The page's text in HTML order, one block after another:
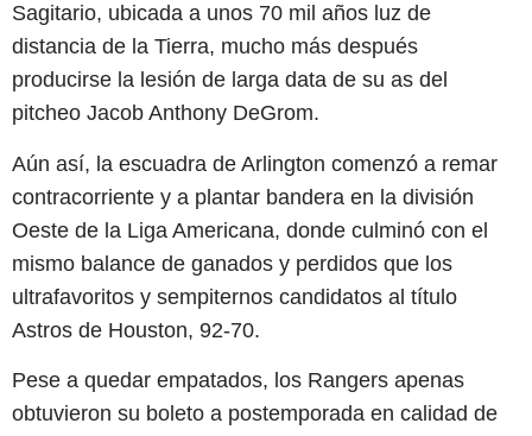
Sagitario, ubicada a unos 70 mil años luz de
distancia de la Tierra, mucho más después
producirse la lesión de larga data de su as del
pitcheo Jacob Anthony DeGrom.
Aún así, la escuadra de Arlington comenzó a remar
contracorriente y a plantar bandera en la división
Oeste de la Liga Americana, donde culminó con el
mismo balance de ganados y perdidos que los
ultrafavoritos y sempiternos candidatos al título
Astros de Houston, 92-70.
Pese a quedar empatados, los Rangers apenas
obtuvieron su boleto a postemporada en calidad de